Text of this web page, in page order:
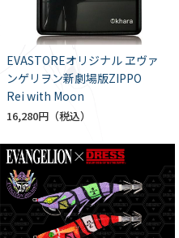
EVASTOREオリジナル ヱヴァ
ンゲリヲン新劇場版ZIPPO
Rei with Moon
16,280円